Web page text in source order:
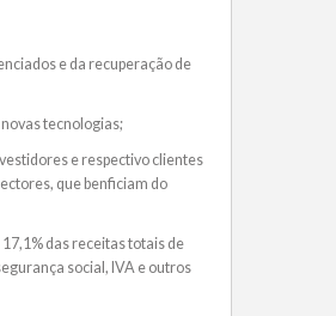
e da recuperação de
tecnologias;
e respectivo clientes
que benficiam do
das receitas totais de
social, IVA e outros